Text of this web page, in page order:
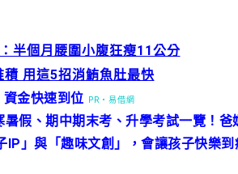
半個月腰圍小腹狂瘦11公分
用這5招消鮪魚肚最快
金快速到位 PR・易借網
假、期中期末考、升學考試一覽！爸
」與「趣味文創」，會讓孩子快樂到